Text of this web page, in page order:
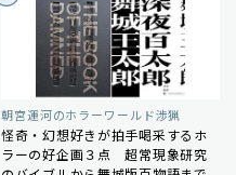
朝宮運河のホラーワールド渉猟
怪奇・幻想好きが拍手喝采するホ
ラーの好企画３点 超常現象研究